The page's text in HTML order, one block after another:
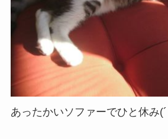
あったかいソファーでひと休み